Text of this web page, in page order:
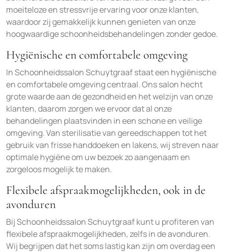
moeiteloze en stressvrije ervaring voor onze klanten,
waardoor zij gemakkelijk kunnen genieten van onze
hoogwaardige schoonheidsbehandelingen zonder gedoe.
Hygiënische en comfortabele omgeving
In Schoonheidssalon Schuytgraaf staat een hygiënische
en comfortabele omgeving centraal. Ons salon hecht
grote waarde aan de gezondheid en het welzijn van onze
klanten, daarom zorgen we ervoor dat al onze
behandelingen plaatsvinden in een schone en veilige
omgeving. Van sterilisatie van gereedschappen tot het
gebruik van frisse handdoeken en lakens, wij streven naar
optimale hygiëne om uw bezoek zo aangenaam en
zorgeloos mogelijk te maken.
Flexibele afspraakmogelijkheden, ook in de
avonduren
Bij Schoonheidssalon Schuytgraaf kunt u profiteren van
flexibele afspraakmogelijkheden, zelfs in de avonduren.
Wij begrijpen dat het soms lastig kan zijn om overdag een